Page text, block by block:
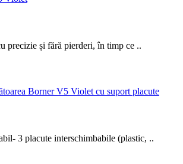
precizie și fără pierderi, în timp ce ..
3 placute interschimbabile (plastic, ..